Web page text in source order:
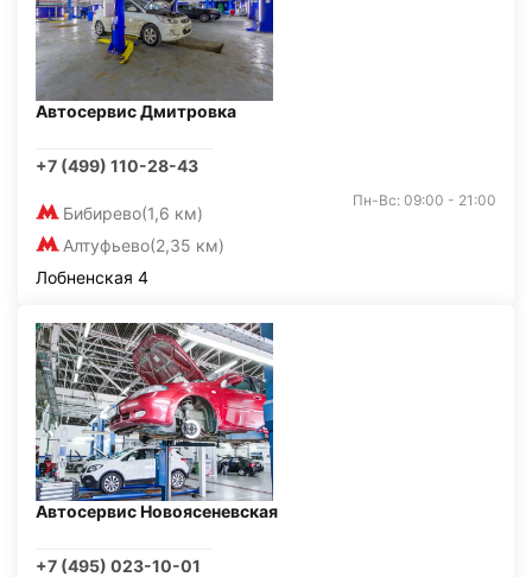
Автосервис Дмитровка
+7 (499) 110-28-43
Бибирево(1,6 км)
Алтуфьево(2,35 км)
Пн-Вс: 09:00 - 21:00
Лобненская 4
Автосервис Новоясеневская
+7 (495) 023-10-01